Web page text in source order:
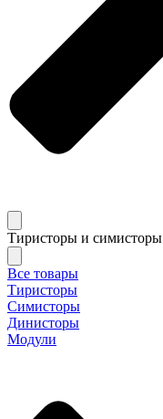
Тиристоры и симисторы
Все товары
Тиристоры
Симисторы
Динисторы
Модули